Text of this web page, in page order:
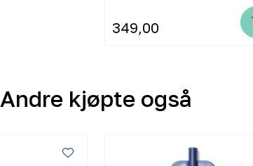
349,00
Andre kjøpte også